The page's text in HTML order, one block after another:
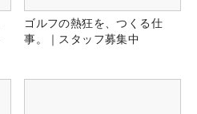
ゴルフの熱狂を、つくる仕
事。｜スタッフ募集中